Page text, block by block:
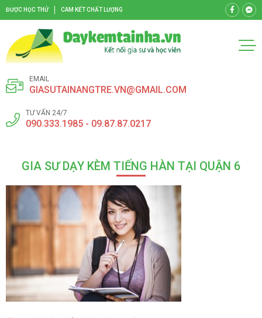
ĐƯỢC HỌC THỬ CAM KẾT CHẤT LƯỢNG
EMAIL
GIASUTAINANGTRE.VN@GMAIL.COM
TƯ VẤN 24/7
090.333.1985 - 09.87.87.0217
GIA SƯ DẠY KÈM TIẾNG HÀN TẠI QUẬN 6